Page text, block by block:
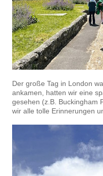
Der große Tag in London
ankamen, hatten wir eine
gesehen (z.B. Buckingham
wir alle tolle Erinnerungen